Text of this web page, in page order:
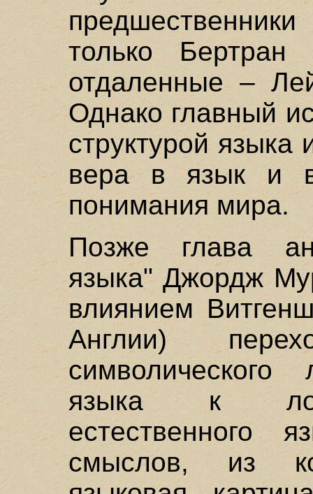
только
отдаленные –
Однако главный
структурой языка
вера в язык и
понимания мира.
Позже глава
языка" Джордж
влиянием
Англии)
символического
языка к
естественного
смыслов, из